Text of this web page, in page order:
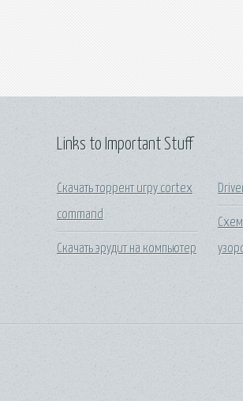
Links to Important Stuff
Скачать торрент игру cortex
command
Скачать эрудит на компьютер